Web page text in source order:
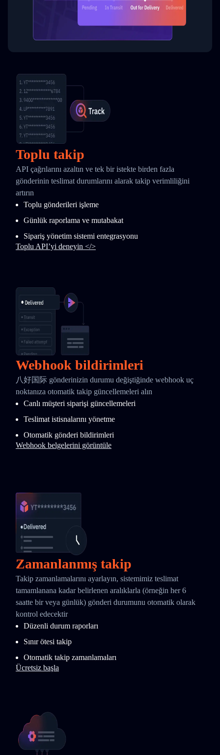
Toplu takip
API çağrılarını azaltın ve tek bir istekte birden fazla
gönderinin teslimat durumlarını alarak takip verimliliğini
artırın
Toplu gönderileri işleme
Günlük raporlama ve mutabakat
Sipariş yönetim sistemi entegrasyonu
Toplu API’yi deneyin </>
Webhook bildirimleri
八好国际 gönderinizin durumu değiştiğinde webhook uç
noktanıza otomatik takip güncellemeleri alın
Canlı müşteri siparişi güncellemeleri
Teslimat istisnalarını yönetme
Otomatik gönderi bildirimleri
Webhook belgelerini görüntüle
Zamanlanmış takip
Takip zamanlamalarını ayarlayın, sistemimiz teslimat
tamamlanana kadar belirlenen aralıklarla (örneğin her 6
saatte bir veya günlük) gönderi durumunu otomatik olarak
kontrol edecektir
Düzenli durum raporları
Sınır ötesi takip
Otomatik takip zamanlamaları
Ücretsiz başla